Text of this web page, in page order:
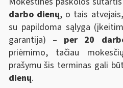
darbo dienų, o tais
su papildoma sąlyga
garantija) – per 20
priėmimo, tačiau
prašymu šis terminas gali
dienų.